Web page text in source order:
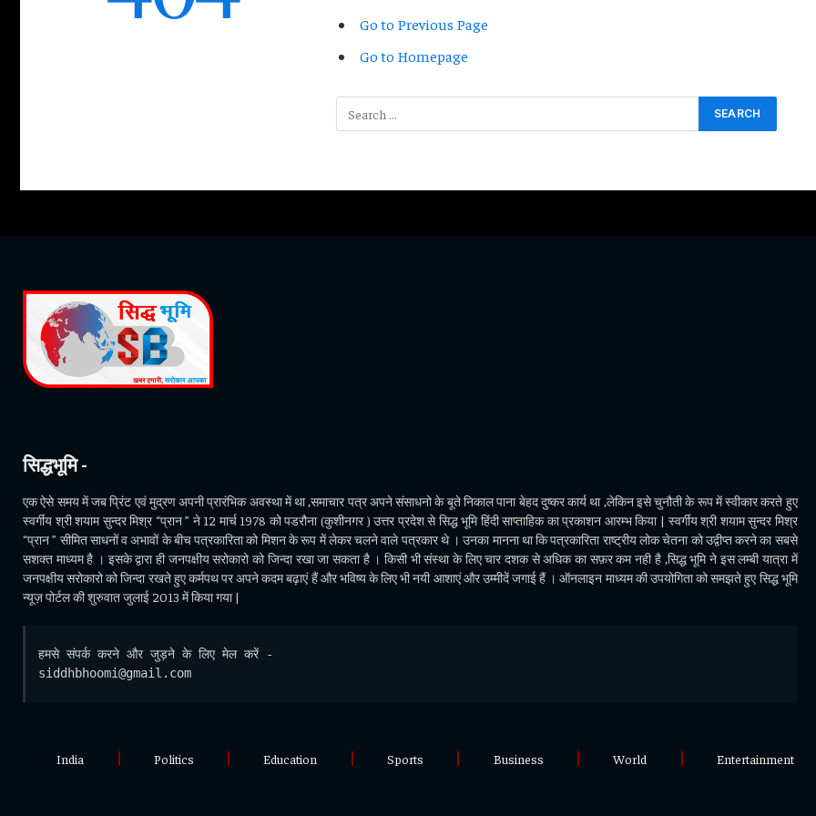
Go to Previous Page
Go to Homepage
सिद्धभूमि -
एक ऐसे समय में जब प्रिंट एवं मुद्रण अपनी प्रारंभिक अवस्था में था ,समाचार पत्र अपने संसाधनो के बूते निकाल पाना बेहद दुष्कर कार्य था ,लेकिन इसे चुनौती के रूप में स्वीकार करते हुए
स्वर्गीय श्री शयाम सुन्दर मिश्र “प्रान ” ने 12 मार्च 1978 को पडरौना (कुशीनगर ) उत्तर प्रदेश से सिद्ध भूमि हिंदी साप्ताहिक का प्रकाशन आरम्भ किया | स्वर्गीय श्री शयाम सुन्दर मिश्र
“प्रान ” सीमित साधनों व अभावों के बीच पत्रकारिता को मिशन के रूप में लेकर चलने वाले पत्रकार थे । उनका मानना था कि पत्रकारिता राष्ट्रीय लोक चेतना को उद्वीप्त करने का सबसे
सशक्त माध्यम है । इसके द्वारा ही जनपक्षीय सरोकारो को जिन्दा रखा जा सकता है । किसी भी संस्था के लिए चार दशक से अधिक का सफ़र कम नही है ,सिद्ध भूमि ने इस लम्बी यात्रा में
जनपक्षीय सरोकारो को जिन्दा रखते हुए कर्मपथ पर अपने कदम बढ़ाएं हैं और भविष्य के लिए भी नयी आशाएं और उम्मीदें जगाई हैं । ऑनलाइन माध्यम की उपयोगिता को समझते हुए सिद्ध भूमि
न्यूज़ पोर्टल की शुरुवात जुलाई 2013 में किया गया |
हमसे संपर्क करने और जुड़ने के लिए मेल करें -
siddhbhoomi@gmail.com
India Politics Education Sports Business World Entertainment